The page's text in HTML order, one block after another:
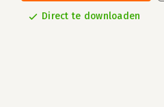
Direct te downloaden